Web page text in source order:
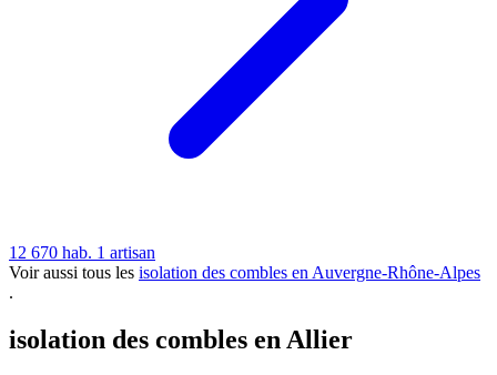
12 670 hab. 1 artisan
Voir aussi tous les isolation des combles en Auvergne-Rhône-Alpes
.
isolation des combles en Allier